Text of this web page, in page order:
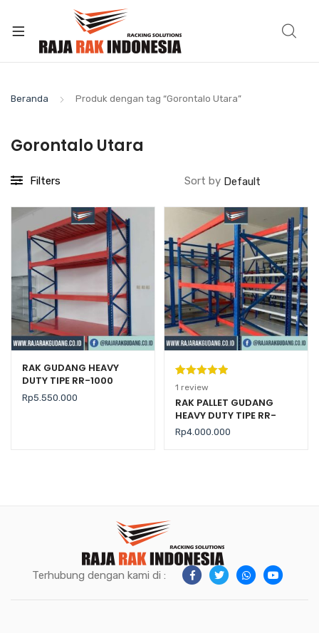
Beranda Produk dengan tag “Gorontalo Utara”
Gorontalo Utara
Filters Sort by
RAK GUDANG HEAVY
DUTY TIPE RR-1000
Rp5.550.000
Peringkat
5.00dari 5
berdasarka
n
1
penilaian
1 review
RAK PALLET GUDANG
HEAVY DUTY TIPE RR-
2000 KAPASITAS 2 TON /
LEVEL
Rp4.000.000
Terhubung dengan kami di :